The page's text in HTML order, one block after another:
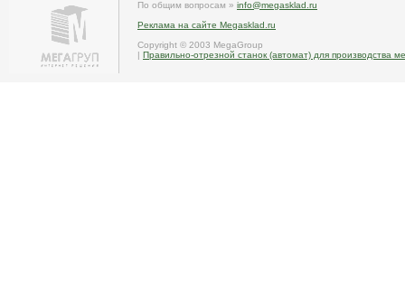
По общим вопросам » info@megasklad.ru
Реклама на сайте Megasklad.ru
Copyright © 2003 MegaGroup
| Правильно-отрезной станок (автомат) для производства